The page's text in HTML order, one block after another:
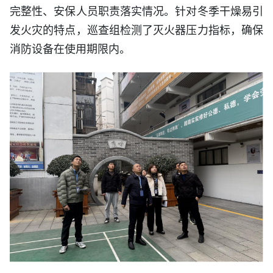
完整性、安保人员职责落实情况。针对冬季干燥易引
发火灾的特点，巡查组检测了灭火器压力指标，确保
消防设备在使用期限内。